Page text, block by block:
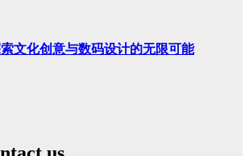
文化创意与数码设计的无限可能